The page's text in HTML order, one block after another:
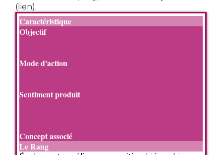
(lien).
Caractéristique
Objectif
Mode d'action
Sentiment produit
Concept associé
Le Rang